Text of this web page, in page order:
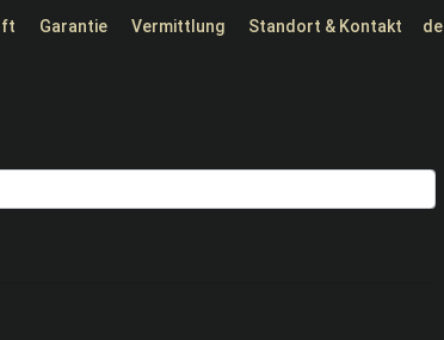
Garantie Vermittlung Standort & Kontakt de